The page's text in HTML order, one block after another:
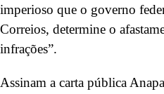
imperioso que o governo
Correios, determine o
infrações”.
Assinam a carta pública